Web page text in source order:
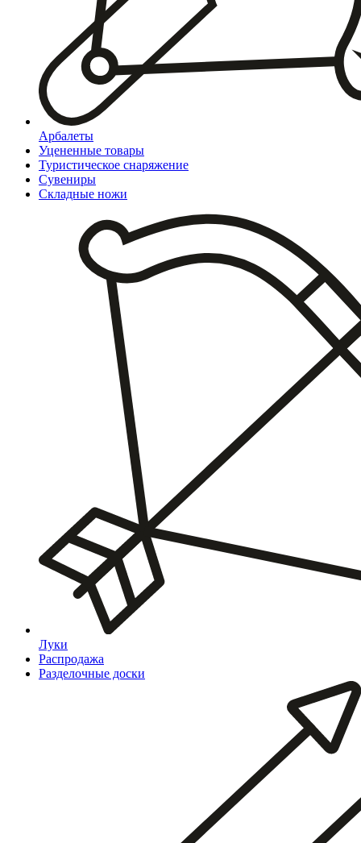
Арбалеты
Уцененные товары
Туристическое снаряжение
Сувениры
Складные ножи
Луки
Распродажа
Разделочные доски